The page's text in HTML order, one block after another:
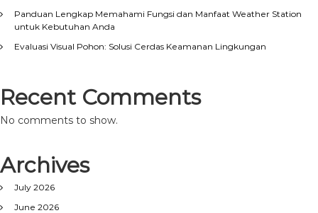
Panduan Lengkap Memahami Fungsi dan Manfaat Weather Station
untuk Kebutuhan Anda
Evaluasi Visual Pohon: Solusi Cerdas Keamanan Lingkungan
Recent Comments
No comments to show.
Archives
July 2026
June 2026